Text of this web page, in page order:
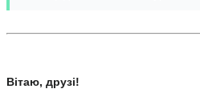
Вітаю, друзі!